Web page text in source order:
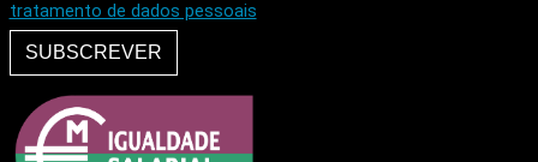
tratamento de dados pessoais
SUBSCREVER